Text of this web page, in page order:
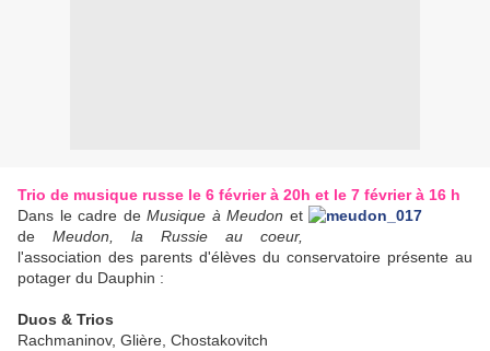
Trio de musique russe le 6 février à 20h et le 7 février à 16 h
Dans le cadre deMusique à Meudon et
de Meudon, la Russie au coeur,
l'association des parents d'élèves du conservatoire présente au
potager du Dauphin :
Duos & Trios
Rachmaninov, Glière, Chostakovitch